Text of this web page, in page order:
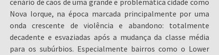
cenário de caos de uma grande e problemática cidade como
Nova Iorque, na época marcada principalmente por uma
onda crescente de violência e abandono: totalmente
decadente e esvaziadas após a mudança da classe média
para os subúrbios. Especialmente bairros como o Lower